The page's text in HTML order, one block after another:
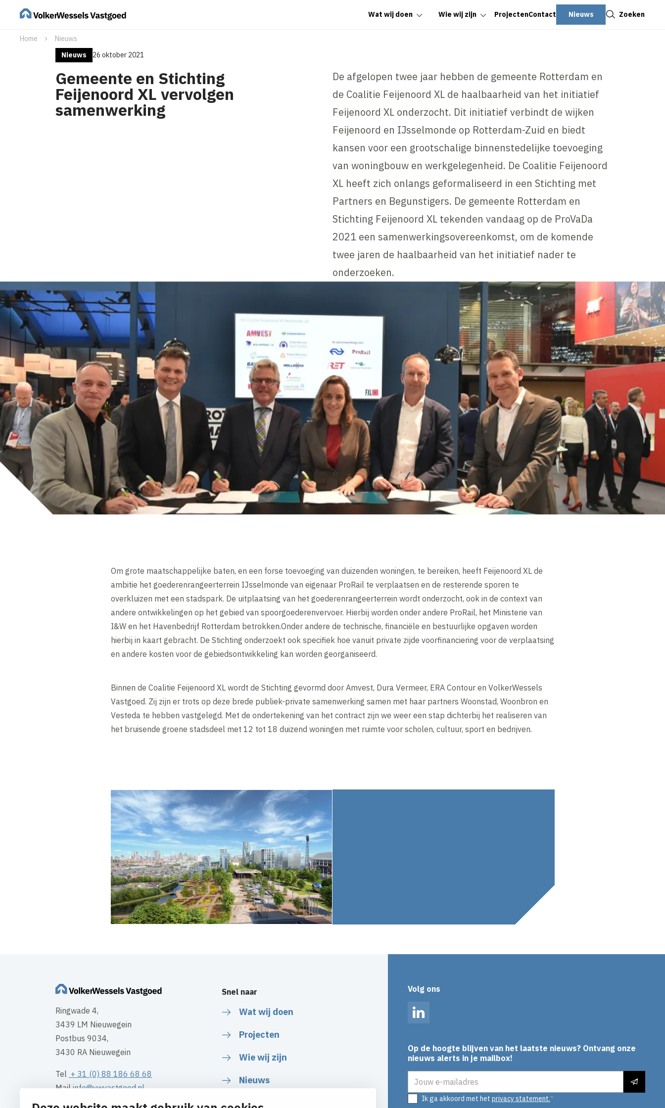
Wat wij doen Wie wij zijn ProjectenContact Nieuws Zoeken
Home
Nieuws
Nieuws
26 oktober 2021
Gemeente en Stichting
Feijenoord XL vervolgen
samenwerking
De afgelopen twee jaar hebben de gemeente Rotterdam en
de Coalitie Feijenoord XL de haalbaarheid van het initiatief
Feijenoord XL onderzocht. Dit initiatief verbindt de wijken
Feijenoord en IJsselmonde op Rotterdam-Zuid en biedt
kansen voor een grootschalige binnenstedelijke toevoeging
van woningbouw en werkgelegenheid. De Coalitie Feijenoord
XL heeft zich onlangs geformaliseerd in een Stichting met
Partners en Begunstigers. De gemeente Rotterdam en
Stichting Feijenoord XL tekenden vandaag op de ProVaDa
2021 een samenwerkingsovereenkomst, om de komende
twee jaren de haalbaarheid van het initiatief nader te
onderzoeken.
Om grote maatschappelijke baten, en een forse toevoeging van duizenden woningen, te bereiken, heeft Feijenoord XL de
ambitie het goederenrangeerterrein IJsselmonde van eigenaar ProRail te verplaatsen en de resterende sporen te
overkluizen met een stadspark. De uitplaatsing van het goederenrangeerterrein wordt onderzocht, ook in de context van
andere ontwikkelingen op het gebied van spoorgoederenvervoer. Hierbij worden onder andere ProRail, het Ministerie van
I&W en het Havenbedrijf Rotterdam betrokken.Onder andere de technische, financiële en bestuurlijke opgaven worden
hierbij in kaart gebracht. De Stichting onderzoekt ook specifiek hoe vanuit private zijde voorfinanciering voor de verplaatsing
en andere kosten voor de gebiedsontwikkeling kan worden georganiseerd.
Binnen de Coalitie Feijenoord XL wordt de Stichting gevormd door Amvest, Dura Vermeer, ERA Contour en VolkerWessels
Vastgoed. Zij zijn er trots op deze brede publiek-private samenwerking samen met haar partners Woonstad, Woonbron en
Vesteda te hebben vastgelegd. Met de ondertekening van het contract zijn we weer een stap dichterbij het realiseren van
het bruisende groene stadsdeel met 12 tot 18 duizend woningen met ruimte voor scholen, cultuur, sport en bedrijven.
Ringwade 4,
3439 LM Nieuwegein
Postbus 9034,
3430 RA Nieuwegein
Tel + 31 (0) 88 186 68 68
Mailinfo@vwvastgoed.nl
Snel naar
Wat wij doen
Projecten
Wie wij zijn
Nieuws
Volg ons
LinkedIn
Op de hoogte blijven van het laatste nieuws? Ontvang onze
nieuws alerts in je mailbox!
Ik ga akkoord met het privacy statement.
Sluiten